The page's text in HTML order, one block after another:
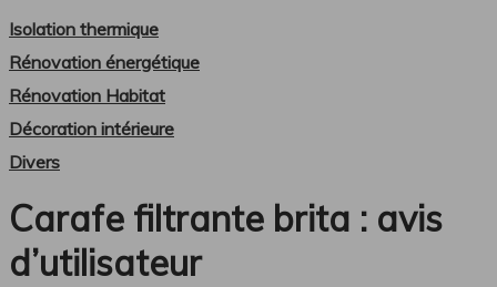
Isolation thermique
Rénovation énergétique
Rénovation Habitat
Décoration intérieure
Divers
Carafe filtrante brita : avis
d’utilisateur